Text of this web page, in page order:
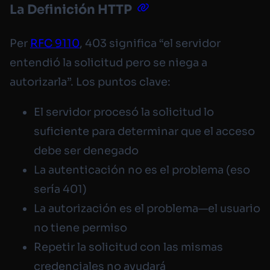
La Definición HTTP
Per RFC 9110, 403 significa “el servidor
entendió la solicitud pero se niega a
autorizarla”. Los puntos clave:
El servidor procesó la solicitud lo
suficiente para determinar que el acceso
debe ser denegado
La autenticación no es el problema (eso
sería 401)
La autorización es el problema—el usuario
no tiene permiso
Repetir la solicitud con las mismas
credenciales no ayudará